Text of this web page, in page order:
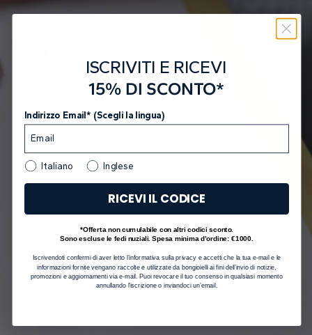
ISCRIVITI E RICEVI
15% DI SCONTO*
Indirizzo Email* (Scegli la lingua)
Italiano Inglese
RICEVI IL CODICE
*Offerta non cumulabile con altri codici sconto.
Sono escluse le fedi nuziali. Spesa minima d’ordine: €1000.
Iscrivendoti confermi di aver letto l’informativa sulla privacy e accetti che la tua e-mail e le
informazioni fornite vengano raccolte e utilizzate da bongioielli ai fini dell’invio di notizie,
promozioni e aggiornamenti via e-mail. Puoi revocare il tuo consenso in qualsiasi momento
annullando l’iscrizione o inviandoci un’email.